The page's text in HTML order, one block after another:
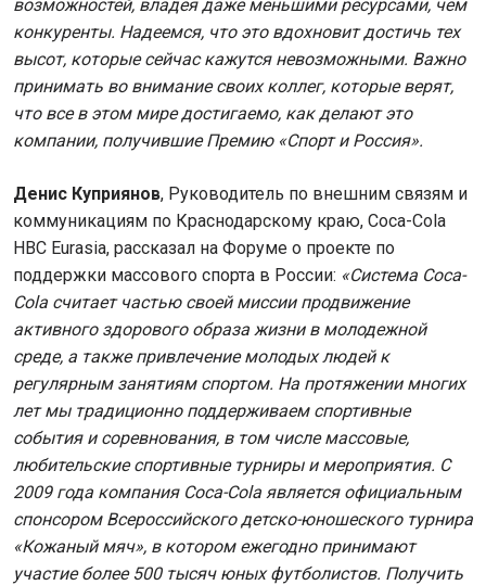
возможностей, владея даже меньшими ресурсами, чем
конкуренты. Надеемся, что это вдохновит достичь тех
высот, которые сейчас кажутся невозможными. Важно
принимать во внимание своих коллег, которые верят,
что все в этом мире достигаемо, как делают это
компании, получившие Премию «Спорт и Россия».
Денис Куприянов, Руководитель по внешним связям и
коммуникациям по Краснодарскому краю, Coca-Cola
HBC Eurasia, рассказал на Форуме о проекте по
поддержки массового спорта в России: «Система Coca-
Cola считает частью своей миссии продвижение
активного здорового образа жизни в молодежной
среде, а также привлечение молодых людей к
регулярным занятиям спортом. На протяжении многих
лет мы традиционно поддерживаем спортивные
события и соревнования, в том числе массовые,
любительские спортивные турниры и мероприятия. С
2009 года компания Coca-Cola является официальным
спонсором Всероссийского детско-юношеского турнира
«Кожаный мяч», в котором ежегодно принимают
участие более 500 тысяч юных футболистов. Получить